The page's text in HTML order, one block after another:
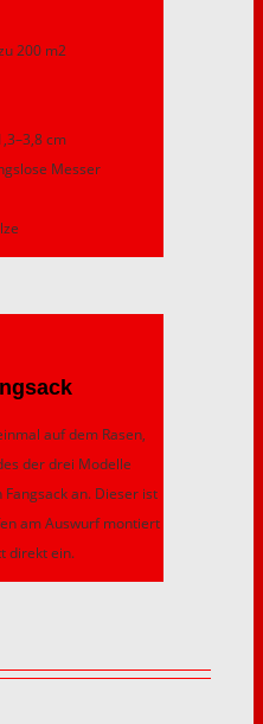
200 m2
cm
Messer
auf dem Rasen,
der drei Modelle
an. Dieser ist
am Auswurf montiert
direkt ein.